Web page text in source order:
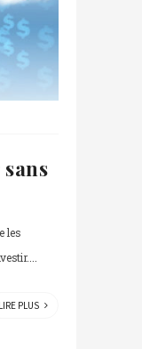
les
LIRE PLUS